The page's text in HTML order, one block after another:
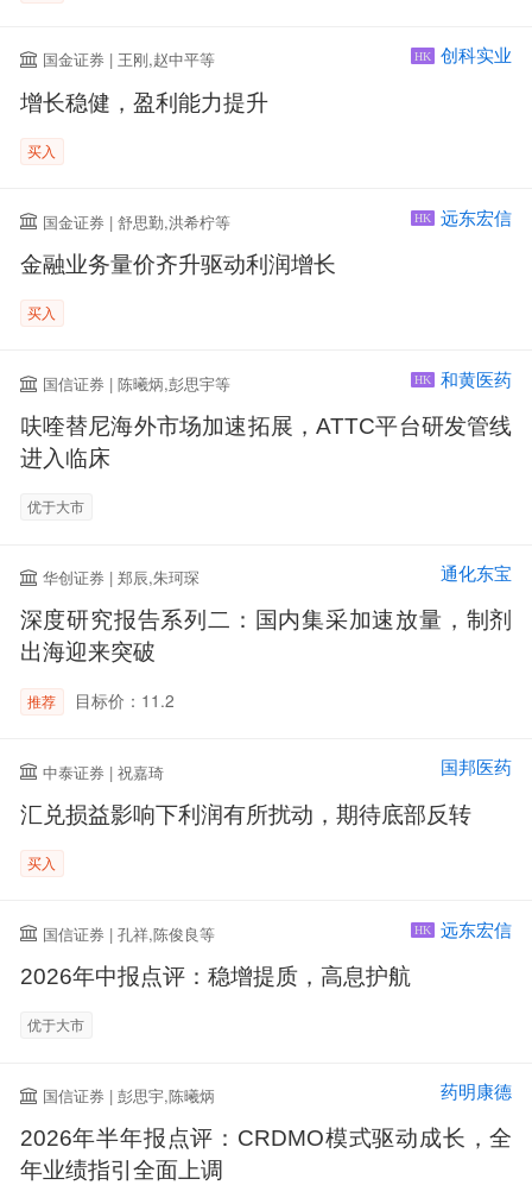
国金证券 | 王刚,赵中平等 HK 创科实业
增长稳健，盈利能力提升
买入
国金证券 | 舒思勤,洪希柠等 HK 远东宏信
金融业务量价齐升驱动利润增长
买入
国信证券 | 陈曦炳,彭思宇等 HK 和黄医药
呋喹替尼海外市场加速拓展，ATTC平台研发管线
进入临床
优于大市
华创证券 | 郑辰,朱珂琛 通化东宝
深度研究报告系列二：国内集采加速放量，制剂
出海迎来突破
推荐 目标价：11.2
中泰证券 | 祝嘉琦 国邦医药
汇兑损益影响下利润有所扰动，期待底部反转
买入
国信证券 | 孔祥,陈俊良等 HK 远东宏信
2026年中报点评：稳增提质，高息护航
优于大市
国信证券 | 彭思宇,陈曦炳 药明康德
2026年半年报点评：CRDMO模式驱动成长，全
年业绩指引全面上调